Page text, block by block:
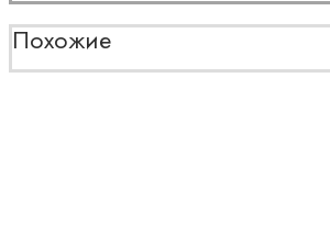
Похожие